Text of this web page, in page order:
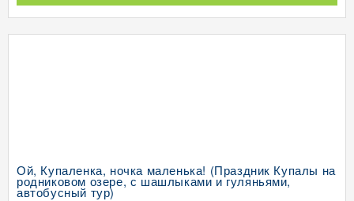
Ой, Купаленка, ночка маленька! (Праздник Купалы на
родниковом озере, с шашлыками и гуляньями,
автобусный тур)